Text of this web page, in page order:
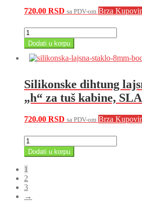
DDV
720.00 RSD sa PDV-om Brza
Silikonske
dihtung
lajsne
za
tuš
kabine,
BOPER
Dodati u korpu
Silikonske dihtung
„h“ za tuš kabine,
720.00 RSD sa PDV-om Brza
Silikonske
dihtung
lajsne
sa
perom
"h"
za
tuš
Dodati u korpu
1
2
3
→